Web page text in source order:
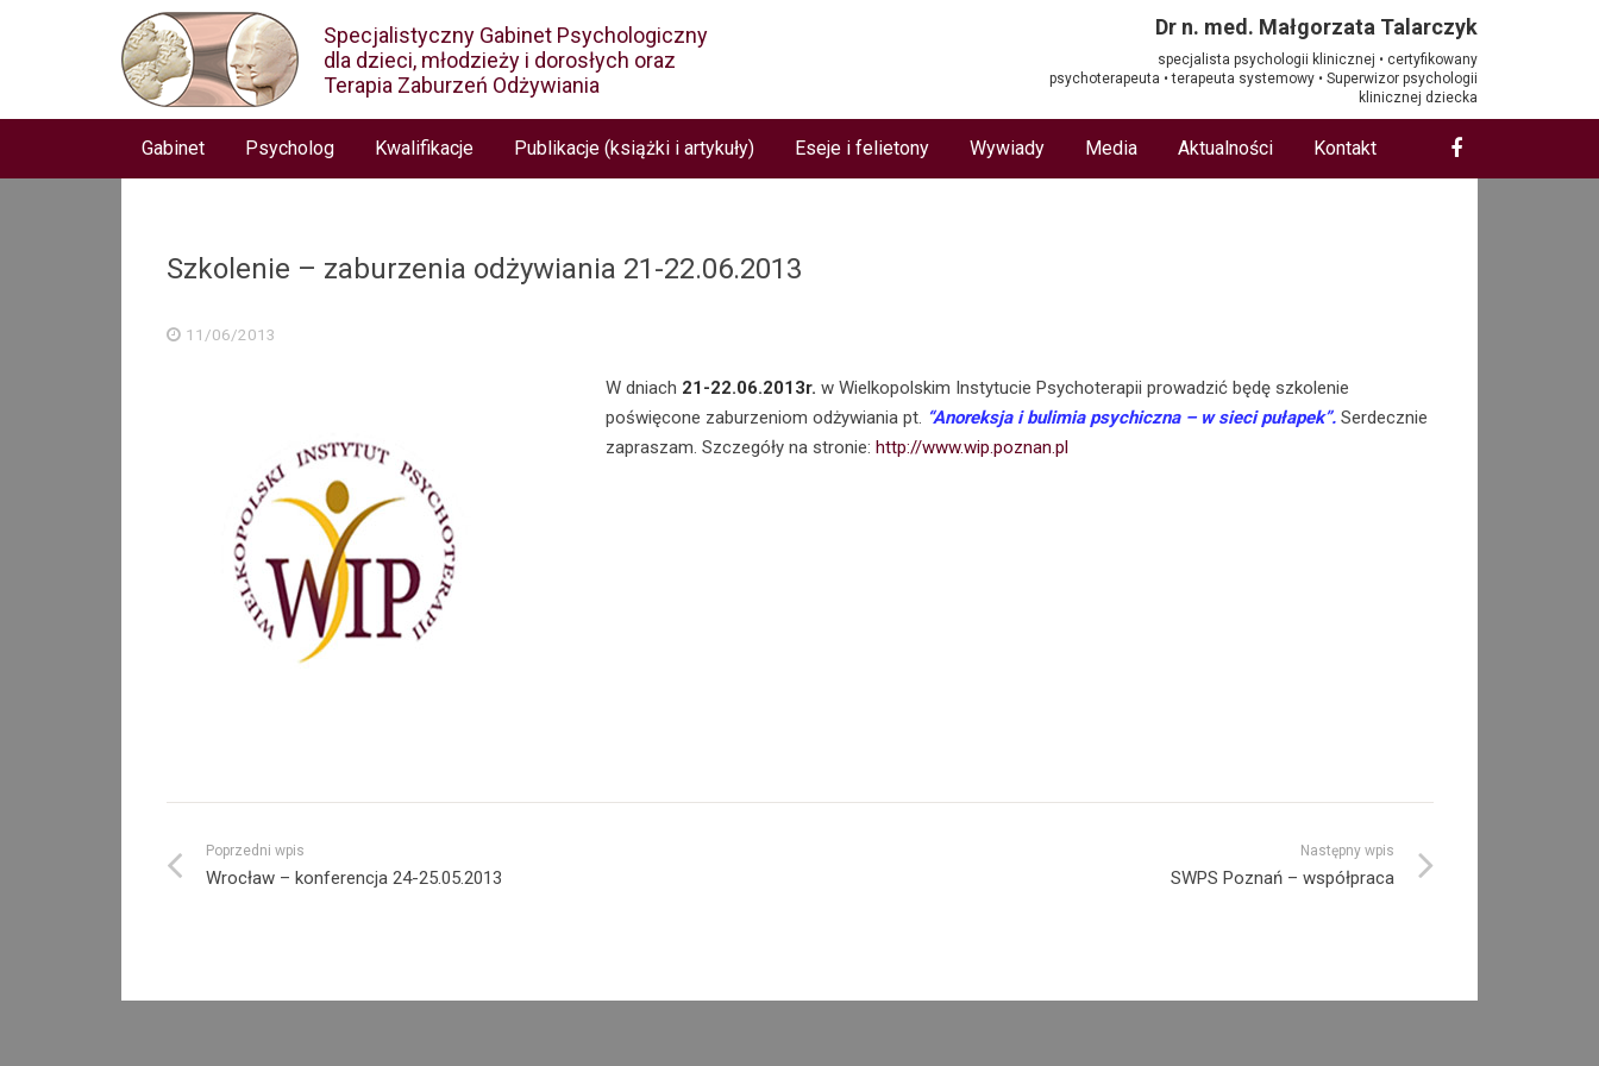
Specjalistyczny Gabinet Psychologiczny
dla dzieci, młodzieży i dorosłych oraz
Terapia Zaburzeń Odżywiania
Dr n. med. Małgorzata Talarczyk
specjalista psychologii klinicznej • certyfikowany
psychoterapeuta • terapeuta systemowy • Superwizor psychologii
klinicznej dziecka
Gabinet Psycholog Kwalifikacje Publikacje (książki i artykuły) Eseje i felietony Wywiady Media Aktualności Kontakt
Szkolenie – zaburzenia odżywiania 21-22.06.2013
11/06/2013
W dniach 21-22.06.2013r. w Wielkopolskim Instytucie Psychoterapii prowadzić będę szkolenie
poświęcone zaburzeniom odżywiania pt. “Anoreksja i bulimia psychiczna – w sieci pułapek”. Serdecznie
zapraszam. Szczegóły na stronie:http://www.wip.poznan.pl
Poprzedni wpis
Wrocław – konferencja 24-25.05.2013
Następny wpis
SWPS Poznań – współpraca